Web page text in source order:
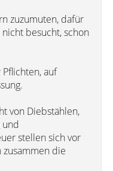
zuzumuten, dafür
besucht, schon
auf
von Diebstählen,
und
stellen sich vor
die